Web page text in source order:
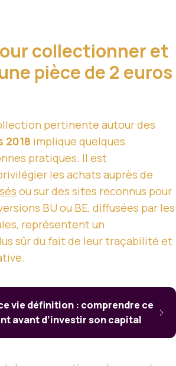
collectionner et
pièce de 2 euros
pertinente autour des
2018 implique quelques
pratiques. Il est
les achats auprès de
ou sur des sites reconnus pour
BU ou BE, diffusées par les
représentent un
sûr du fait de leur traçabilité et
vie définition : comprendre ce
avant d’investir son capital